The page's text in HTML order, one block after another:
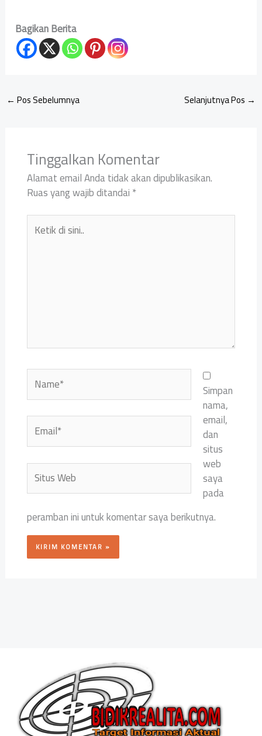
Bagikan Berita
← Pos Sebelumnya Selanjutnya Pos →
Tinggalkan Komentar
Alamat email Anda tidak akan dipublikasikan.
Ruas yang wajib ditandai*
Ketik
Name*
Email*
Situs
Web
Simpan
nama,
email,
dan
situs
web
saya
pada
peramban ini untuk komentar saya berikutnya.